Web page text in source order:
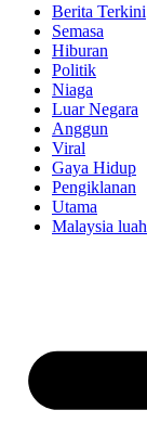
Berita Terkini
Semasa
Hiburan
Politik
Niaga
Luar Negara
Anggun
Viral
Gaya Hidup
Pengiklanan
Utama
Malaysia